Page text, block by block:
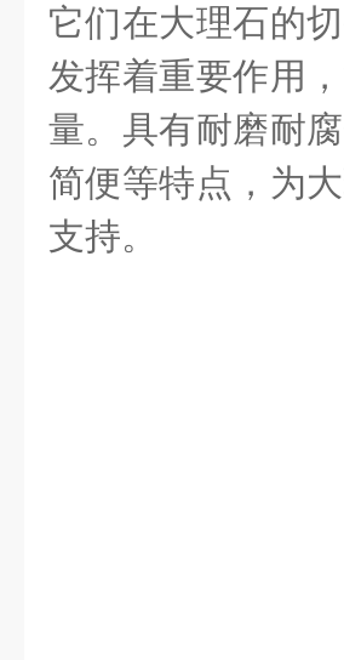
它们在大理石的
发挥着重要作用
量。具有耐磨耐
简便等特点，为
支持。